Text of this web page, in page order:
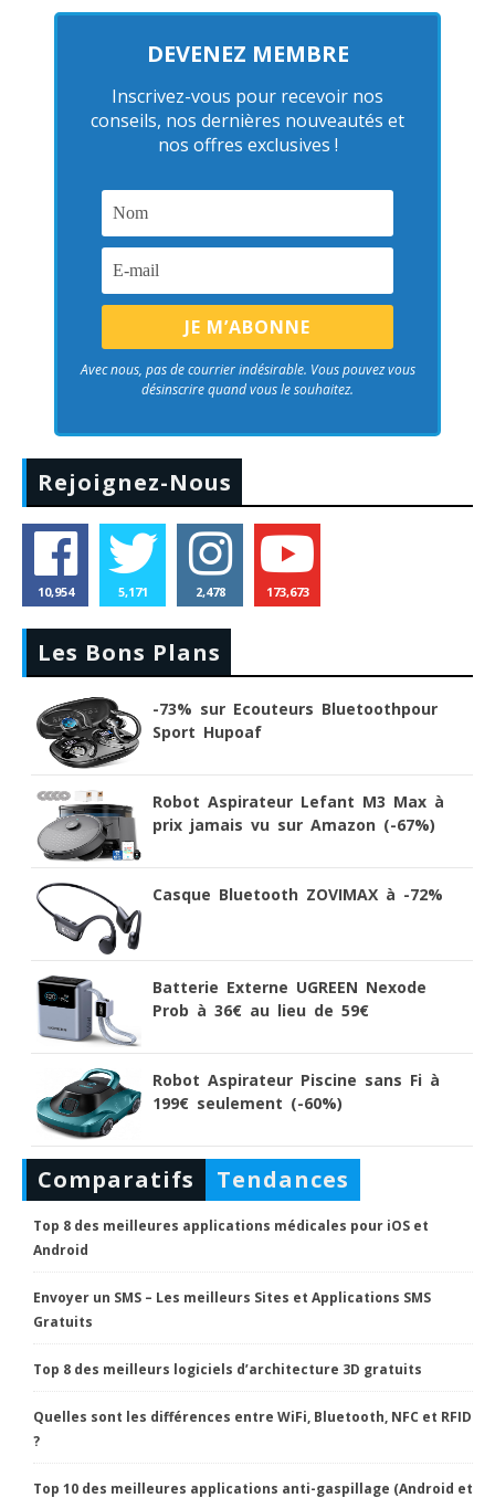
DEVENEZ MEMBRE
Inscrivez-vous pour recevoir nos
conseils, nos dernières nouveautés et
nos offres exclusives !
Avec nous, pas de courrier indésirable. Vous pouvez vous
désinscrire quand vous le souhaitez.
Rejoignez-Nous
10,954 5,171 2,478 173,673
Les Bons Plans
-73% sur Ecouteurs Bluetoothpour
Sport Hupoaf
Robot Aspirateur Lefant M3 Max à
prix jamais vu sur Amazon (-67%)
Casque Bluetooth ZOVIMAX à -72%
Batterie Externe UGREEN Nexode
Prob à 36€ au lieu de 59€
Robot Aspirateur Piscine sans Fi à
199€ seulement (-60%)
Comparatifs Tendances
Top 8 des meilleures applications médicales pour iOS et
Android
Envoyer un SMS – Les meilleurs Sites et Applications SMS
Gratuits
Top 8 des meilleurs logiciels d’architecture 3D gratuits
Quelles sont les différences entre WiFi, Bluetooth, NFC et RFID
?
Top 10 des meilleures applications anti-gaspillage (Android et